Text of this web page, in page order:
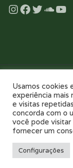
Instagram
Facebook
Twitter
Desenvolvido
NOSSO COLÉGIO
PAIS E FILHOS
Usamos cookies
experiência mais
e visitas
concorda com o
você pode visitar
fornecer um
Configurações